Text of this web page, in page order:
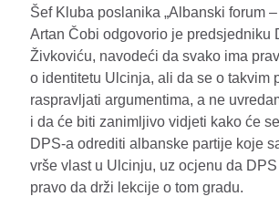
Šef Kluba poslanika „Albanski forum
Artan Čobi odgovorio je predsjedniku
Živkoviću, navodeći da svako ima
o identitetu Ulcinja, ali da se o takvim
raspravljati argumentima, a ne
i da će biti zanimljivo vidjeti kako će
DPS-a odrediti albanske partije koje
vrše vlast u Ulcinju, uz ocjenu da
pravo da drži lekcije o tom gradu.